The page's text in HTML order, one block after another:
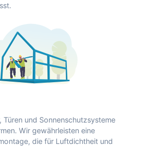
Türen und Sonnenschutzsysteme
Wir gewährleisten eine
die für Luftdichtheit und